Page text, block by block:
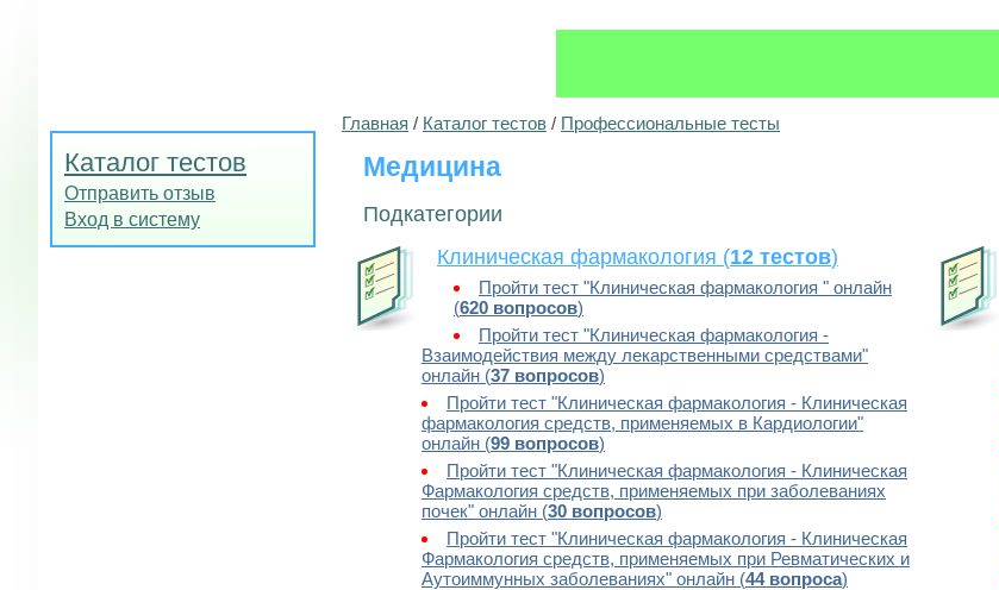
Каталог тестов
Отправить отзыв
Вход в систему
Главная / Каталог тестов / Профессиональные тесты
Медицина
Подкатегории
Клиническая фармакология (12 тестов)
Пройти тест "Клиническая фармакология " онлайн
(620 вопросов)
Пройти тест "Клиническая фармакология -
Взаимодействия между лекарственными средствами"
онлайн (37 вопросов)
Пройти тест "Клиническая фармакология - Клиническая
фармакология средств, применяемых в Кардиологии"
онлайн (99 вопросов)
Пройти тест "Клиническая фармакология - Клиническая
Фармакология средств, применяемых при заболеваниях
почек" онлайн (30 вопросов)
Пройти тест "Клиническая фармакология - Клиническая
Фармакология средств, применяемых при Ревматических и
Аутоиммунных заболеваниях" онлайн (44 вопроса)